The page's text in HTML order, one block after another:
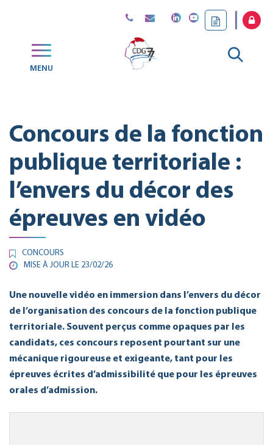
MENU
Aller
Concours de la fonction
publique territoriale :
l’envers du décor des
épreuves en vidéo
CONCOURS
MISE À JOUR LE 23/02/26
Une nouvelle vidéo en immersion dans l’envers du décor
de l’organisation des concours de la fonction publique
territoriale. Souvent perçus comme opaques par les
candidats, ces concours reposent pourtant sur une
mécanique rigoureuse et exigeante, tant pour les
épreuves écrites d’admissibilité que pour les épreuves
orales d’admission.